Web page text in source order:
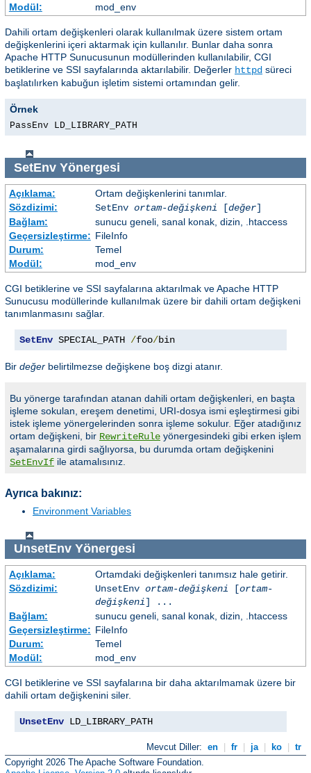
Modül:
mod_env
Dahili ortam değişkenleri olarak kullanılmak üzere sistem ortam
değişkenlerini içeri aktarmak için kullanılır. Bunlar daha sonra
Apache HTTP Sunucusunun modüllerinden kullanılabilir, CGI
betiklerine ve SSI sayfalarında aktarılabilir. Değerler httpd süreci
başlatılırken kabuğun işletim sistemi ortamından gelir.
Örnek
PassEnv LD_LIBRARY_PATH
SetEnvYönergesi
Açıklama:
Ortam değişkenlerini tanımlar.
Sözdizimi:
SetEnv ortam-değişkeni [değer]
Bağlam:
sunucu geneli, sanal konak, dizin, .htaccess
Geçersizleştirme: FileInfo
Durum:
Temel
Modül:
mod_env
CGI betiklerine ve SSI sayfalarına aktarılmak ve Apache HTTP
Sunucusu modüllerinde kullanılmak üzere bir dahili ortam değişkeni
tanımlanmasını sağlar.
SetEnv SPECIAL_PATH /foo/bin
Bir değer belirtilmezse değişkene boş dizgi atanır.
Bu yönerge tarafından atanan dahili ortam değişkenleri, en başta
işleme sokulan, ereşem denetimi, URI-dosya ismi eşleştirmesi gibi
istek işleme yönergelerinden sonra işleme sokulur. Eğer atadığınız
ortam değişkeni, bir RewriteRule yönergesindeki gibi erken işlem
aşamalarına girdi sağlıyorsa, bu durumda ortam değişkenini
SetEnvIf ile atamalısınız.
Ayrıca bakınız:
Environment Variables
UnsetEnvYönergesi
Açıklama:
Ortamdaki değişkenleri tanımsız hale getirir.
Sözdizimi:
UnsetEnv ortam-değişkeni [ortam-
değişkeni] ...
Bağlam:
sunucu geneli, sanal konak, dizin, .htaccess
Geçersizleştirme: FileInfo
Durum:
Temel
Modül:
mod_env
CGI betiklerine ve SSI sayfalarına bir daha aktarılmamak üzere bir
dahili ortam değişkenini siler.
UnsetEnv LD_LIBRARY_PATH
Mevcut Diller: en fr ja ko
tr
Copyright 2026 The Apache Software Foundation.